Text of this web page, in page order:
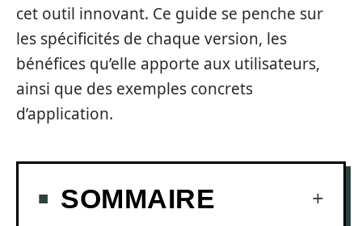
cet outil innovant. Ce guide se penche sur
les spécificités de chaque version, les
bénéfices qu’elle apporte aux utilisateurs,
ainsi que des exemples concrets
d’application.
SOMMAIRE